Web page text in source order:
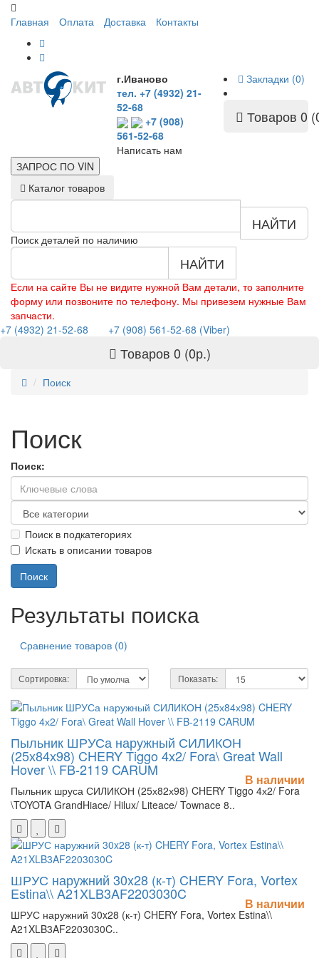
Главная Оплата Доставка Контакты
г.Иваново
тел. +7 (4932) 21-
52-68
+7 (908)
561-52-68
Написать нам
Закладки (0)
Товаров 0
ЗАПРОС ПО VIN
Каталог товаров
Поиск деталей по наличию
НАЙТИ
НАЙТИ
Если на сайте Вы не видите нужной Вам детали, то заполните
форму или позвоните по телефону. Мы привезем нужные Вам
запчасти.
+7 (4932) 21-52-68
+7 (908) 561-52-68 (Viber)
Товаров 0 (0р.)
Поиск
Поиск
Поиск:
Поиск в подкатегориях
Искать в описании товаров
Результаты поиска
Сравнение товаров (0)
Сортировка: Показать:
Пыльник ШРУСа наружный СИЛИКОН
(25х84х98) CHERY Tiggo 4х2/ Fora\ Great Wall
Hover \\ FB-2119 CARUM
Пыльник шруса СИЛИКОН (25х82х98) CHERY Tiggo 4х2/ Fora
\TOYOTA GrandHiace/ Hilux/ Liteace/ Townace 8..
В наличии
ШРУС наружний 30x28 (к-т) CHERY Fora, Vortex
Estina\\ A21XLB3AF2203030C
ШРУС наружний 30x28 (к-т) CHERY Fora, Vortex Estina\\
A21XLB3AF2203030C..
В наличии